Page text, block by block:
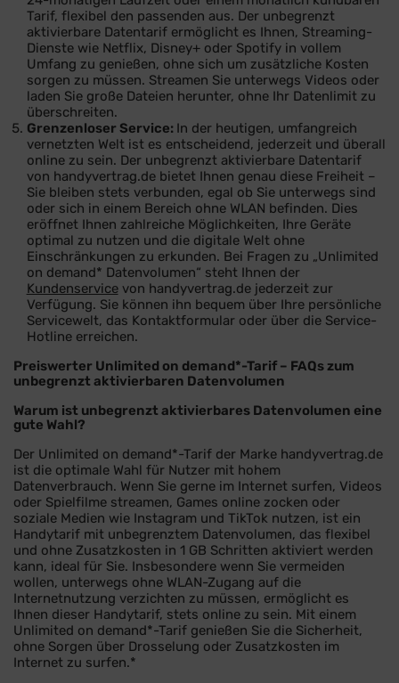
Tarif, flexibel den passenden aus. Der unbegrenzt
aktivierbare Datentarif ermöglicht es Ihnen, Streaming-
Dienste wie Netflix, Disney+ oder Spotify in vollem
Umfang zu genießen, ohne sich um zusätzliche Kosten
sorgen zu müssen. Streamen Sie unterwegs Videos oder
laden Sie große Dateien herunter, ohne Ihr Datenlimit zu
überschreiten.
Grenzenloser Service: In der heutigen, umfangreich
vernetzten Welt ist es entscheidend, jederzeit und überall
online zu sein. Der unbegrenzt aktivierbare Datentarif
von handyvertrag.de bietet Ihnen genau diese Freiheit –
Sie bleiben stets verbunden, egal ob Sie unterwegs sind
oder sich in einem Bereich ohne WLAN befinden. Dies
eröffnet Ihnen zahlreiche Möglichkeiten, Ihre Geräte
optimal zu nutzen und die digitale Welt ohne
Einschränkungen zu erkunden. Bei Fragen zu „Unlimited
on demand* Datenvolumen“ steht Ihnen der
Kundenservicevon handyvertrag.de jederzeit zur
Verfügung. Sie können ihn bequem über Ihre persönliche
Servicewelt, das Kontaktformular oder über die Service-
Hotline erreichen.
Preiswerter Unlimited on demand*-Tarif – FAQs zum
unbegrenzt aktivierbaren Datenvolumen
Warum ist unbegrenzt aktivierbares Datenvolumen eine
gute Wahl?
Der Unlimited on demand*-Tarif der Marke handyvertrag.de
ist die optimale Wahl für Nutzer mit hohem
Datenverbrauch. Wenn Sie gerne im Internet surfen, Videos
oder Spielfilme streamen, Games online zocken oder
soziale Medien wie Instagram und TikTok nutzen, ist ein
Handytarif mit unbegrenztem Datenvolumen, das flexibel
und ohne Zusatzkosten in 1 GB Schritten aktiviert werden
kann, ideal für Sie. Insbesondere wenn Sie vermeiden
wollen, unterwegs ohne WLAN-Zugang auf die
Internetnutzung verzichten zu müssen, ermöglicht es
Ihnen dieser Handytarif, stets online zu sein. Mit einem
Unlimited on demand*-Tarif genießen Sie die Sicherheit,
ohne Sorgen über Drosselung oder Zusatzkosten im
Internet zu surfen.*